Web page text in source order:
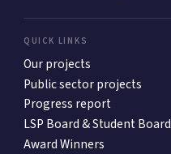
QUICK LINKS
Our projects
Public sector projects
Progress report
LSP Board & Student Board
Award Winners